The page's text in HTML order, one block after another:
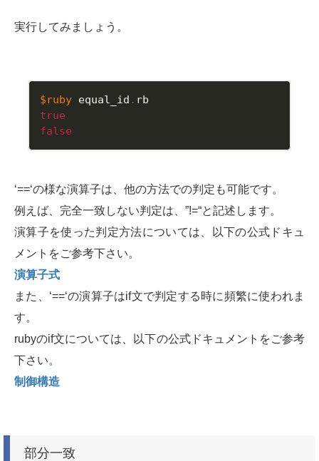
実行してみましょう。
$ruby equal_id .
true
false
‘==‘の様な演算子は、他の方法での判定も可能です。
例えば、完全一致しない判定は、”!=“と記述します。
演算子を使った判定方法については、以下の公式ドキュ
メントをご参考下さい。
演算子式
また、‘==‘の演算子はif文で判定する時に頻繁に使われま
す。
rubyのif文については、以下の公式ドキュメントをご参考
下さい。
制御構造
部分一致